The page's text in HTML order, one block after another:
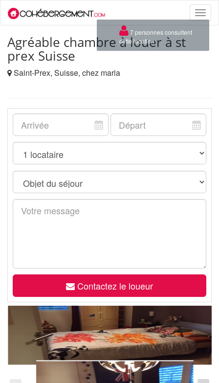
Toggle
Agréable chambre à louer à st
prex Suisse
Saint-Prex, Suisse, chez maria
Contactez le loueur
×
7 personnes consultent
cette location